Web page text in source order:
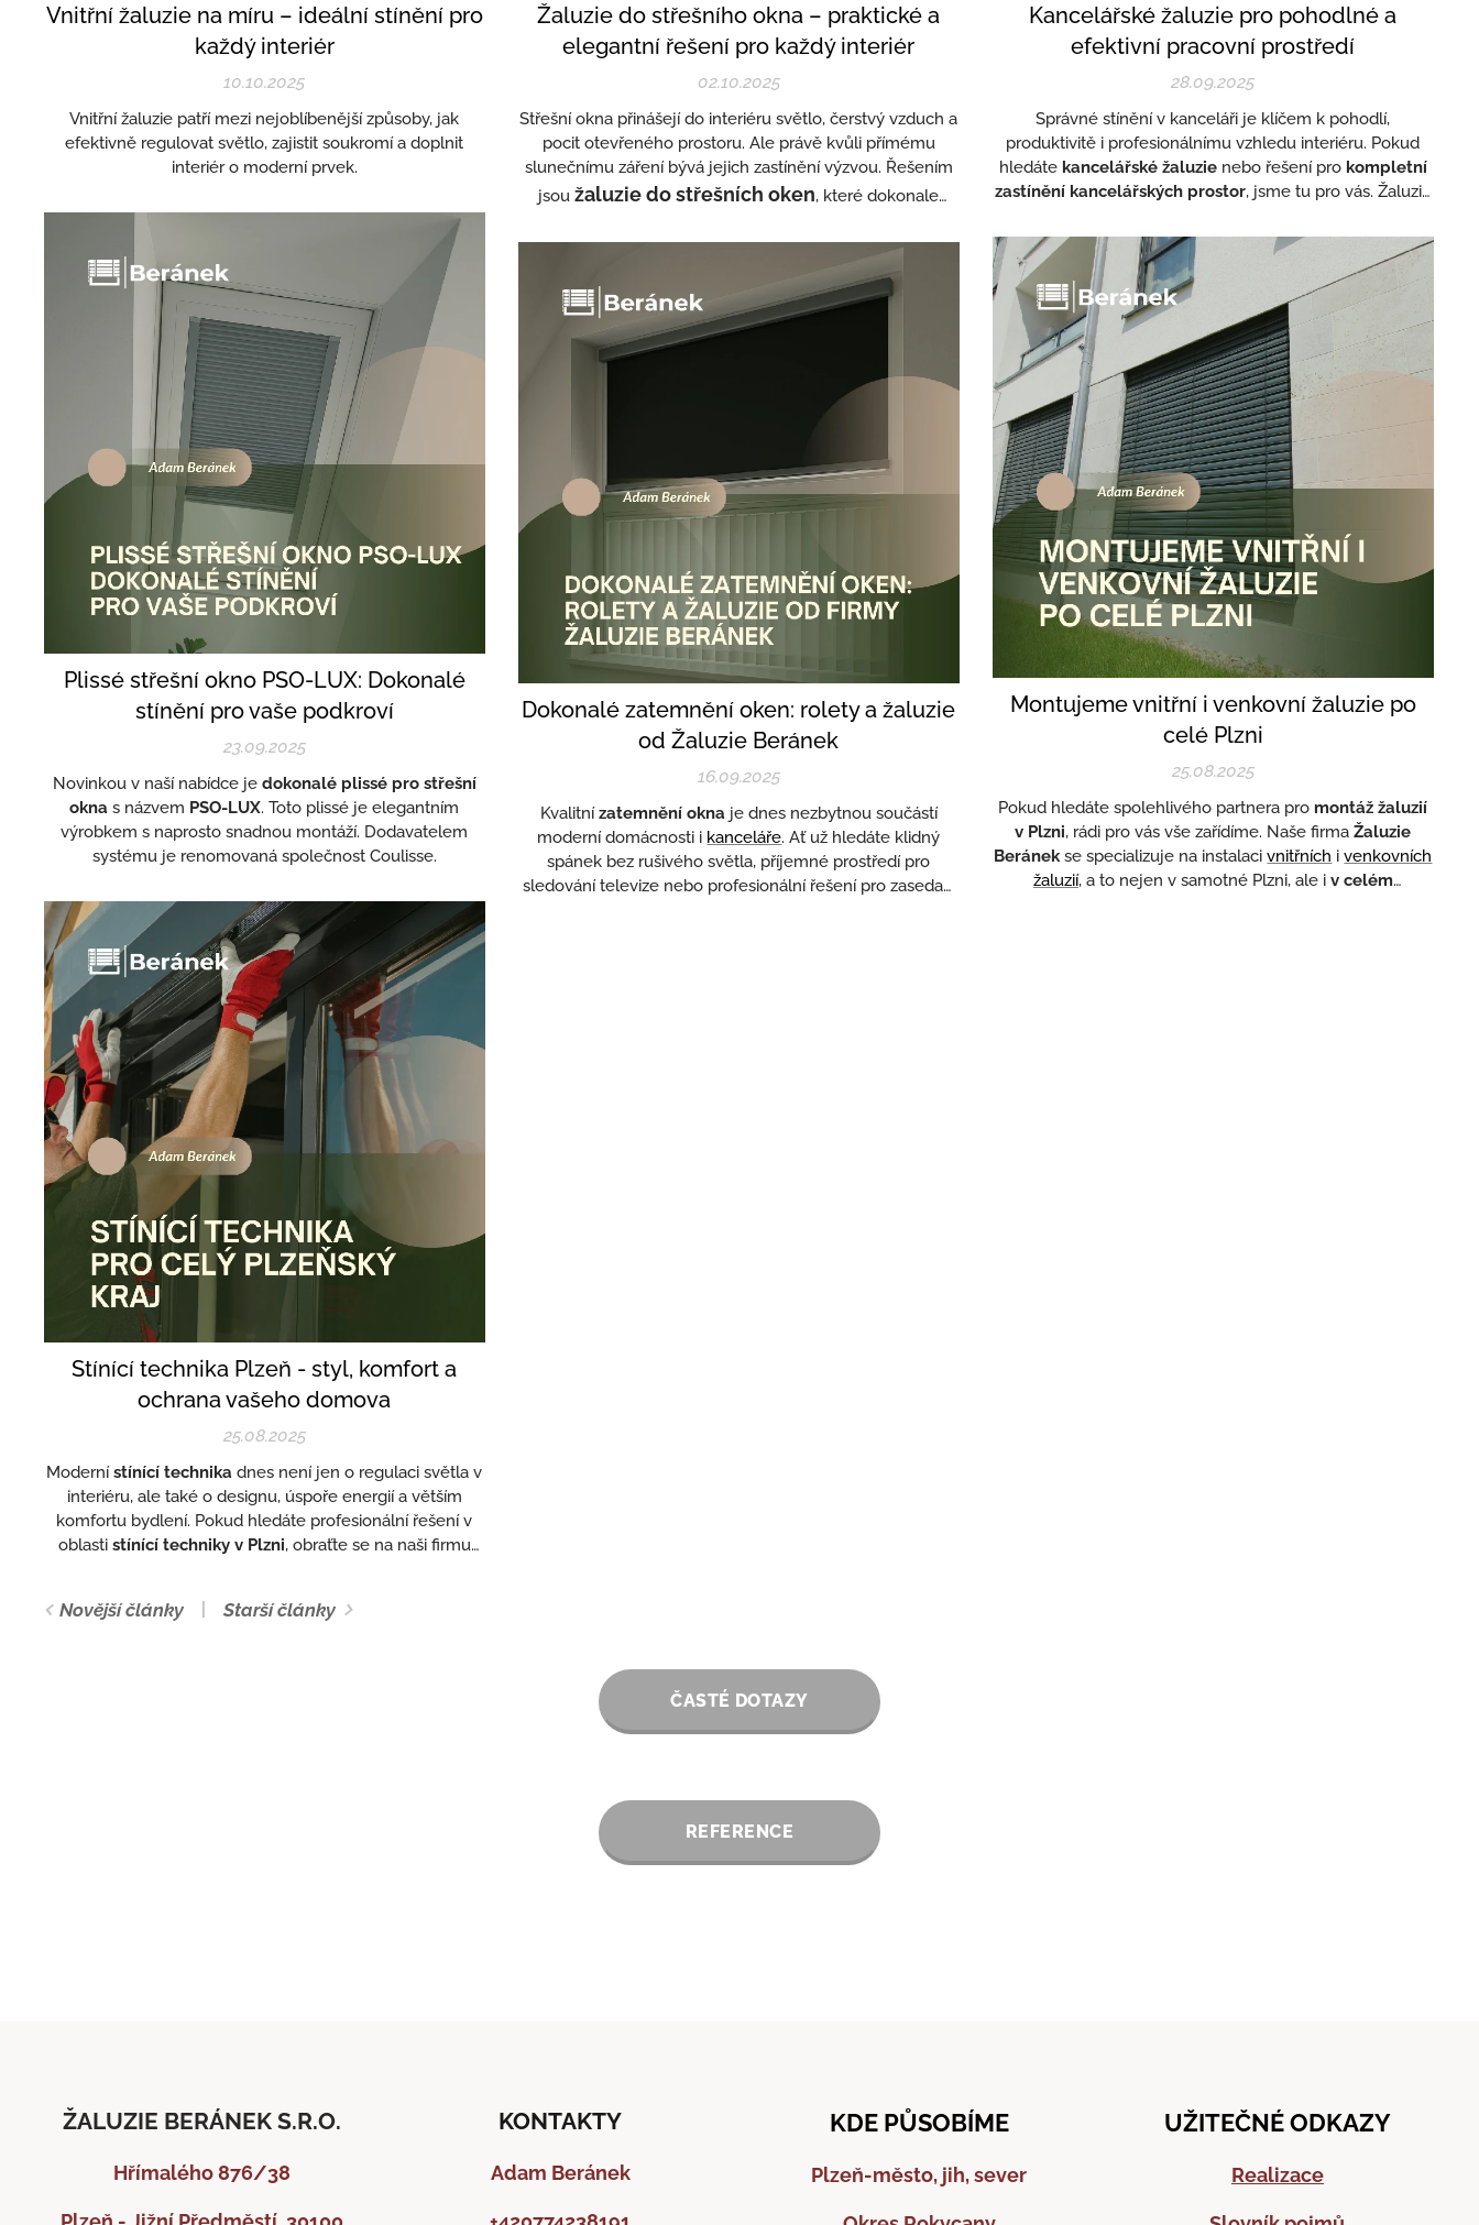
Vnitřní žaluzie na míru – ideální stínění pro
každý interiér
10.10.2025
Vnitřní žaluzie patří mezi nejoblíbenější způsoby, jak
efektivně regulovat světlo, zajistit soukromí a doplnit
interiér o moderní prvek.
Žaluzie do střešního okna – praktické a
elegantní řešení pro každý interiér
02.10.2025
Střešní okna přinášejí do interiéru světlo, čerstvý vzduch a
pocit otevřeného prostoru. Ale právě kvůli přímému
slunečnímu záření bývá jejich zastínění výzvou. Řešením
jsoužaluzie do střešních oken, které dokonale
doplňují vzhled interiéru.
Kancelářské žaluzie pro pohodlné a
efektivní pracovní prostředí
28.09.2025
Správné stínění v kanceláři je klíčem k pohodlí,
produktivitě i profesionálnímu vzhledu interiéru. Pokud
hledáte kancelářské žaluzienebo řešení pro kompletní
zastínění kancelářských prostor, jsme tu pro vás. Žaluzie
zajistí dokonalou regulaci světla, ochranu před
přehříváním i elegantní...
Plissé střešní okno PSO-LUX: Dokonalé
stínění pro vaše podkroví
23.09.2025
Novinkou v naší nabídce je dokonalé plissé pro střešní
okna s názvem PSO-LUX. Toto plissé je elegantním
výrobkem s naprosto snadnou montáží. Dodavatelem
systému je renomovaná společnost Coulisse.
Dokonalé zatemnění oken: rolety a žaluzie
od Žaluzie Beránek
16.09.2025
Kvalitnízatemnění oknaje dnes nezbytnou součástí
moderní domácnosti i kanceláře. Ať už hledáte klidný
spánek bez rušivého světla, příjemné prostředí pro
sledování televize nebo profesionální řešení pro zasedací
Montujeme vnitřní i venkovní žaluzie po
celé Plzni
25.08.2025
Pokud hledáte spolehlivého partnera pro montáž žaluzií
v Plzni, rádi pro vás vše zařídíme. Naše firmaŽaluzie
Beránekse specializuje na instalacivnitřních ivenkovních
žaluzií, a to nejen v samotné Plzni, ale i v celém
Stínící technika Plzeň - styl, komfort a
ochrana vašeho domova
25.08.2025
Modernístínící technika dnes není jen o regulaci světla v
interiéru, ale také o designu, úspoře energií a větším
komfortu bydlení. Pokud hledáte profesionální řešení v
oblasti stínící techniky v Plzni, obraťte se na naši firmu
Novější články Starší články
ČASTÉ DOTAZY
REFERENCE
ŽALUZIE BERÁNEK S.R.O.
Hřímalého 876/38
KONTAKTY
Adam Beránek
KDE PŮSOBÍME
Plzeň-město, jih, sever
UŽITEČNÉ ODKAZY
Realizace